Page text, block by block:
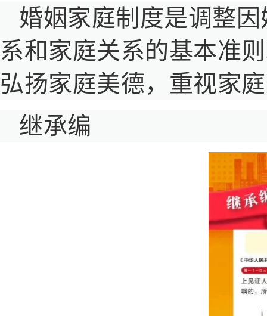
婚姻家庭制度是调整
系和家庭关系的基本准
弘扬家庭美德，重视家
继承编